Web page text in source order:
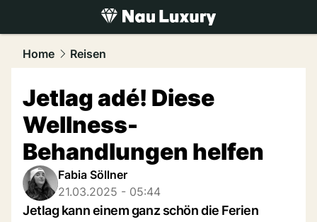
luxury.NAU.ch
Home Reisen
Jetlag adé! Diese
Wellness-
Behandlungen helfen
Fabia Söllner
21.03.2025 - 05:44
Jetlag kann einem ganz schön die Ferien